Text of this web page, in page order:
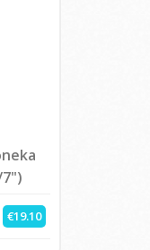
€19.10